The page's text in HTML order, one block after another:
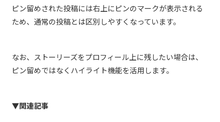
ピン留めされた投稿には右上にピンのマークが表示される
ため、通常の投稿とは区別しやすくなっています。
なお、ストーリーズをプロフィール上に残したい場合は、
ピン留めではなくハイライト機能を活用します。
▼関連記事